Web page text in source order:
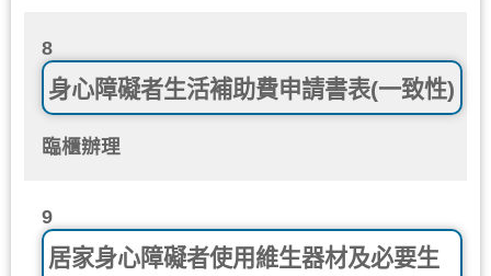
8
身心障礙者生活補助費申請書表(一致性)
臨櫃辦理
9
居家身心障礙者使用維生器材及必要生